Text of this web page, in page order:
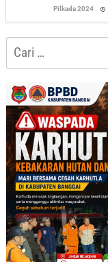
Pilkada 2024
Cari
untuk: